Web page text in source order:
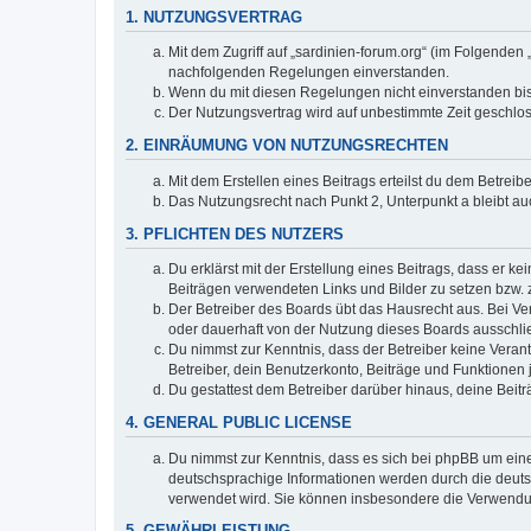
1. NUTZUNGSVERTRAG
Mit dem Zugriff auf „sardinien-forum.org“ (im
nachfolgenden Regelungen einverstanden.
Wenn du mit diesen Regelungen nicht einverstanden
Der Nutzungsvertrag wird auf unbestimmte Zeit
2. EINRÄUMUNG VON NUTZUNGSRECHTEN
Mit dem Erstellen eines Beitrags erteilst du dem
Das Nutzungsrecht nach Punkt 2, Unterpunkt a bleibt
3. PFLICHTEN DES NUTZERS
Du erklärst mit der Erstellung eines Beitrags, dass er
Beiträgen verwendeten Links und Bilder zu setzen bzw.
Der Betreiber des Boards übt das Hausrecht aus. Bei
oder dauerhaft von der Nutzung dieses Boards
Du nimmst zur Kenntnis, dass der Betreiber keine
Betreiber, dein Benutzerkonto, Beiträge und
Du gestattest dem Betreiber darüber hinaus, deine
4. GENERAL PUBLIC LICENSE
Du nimmst zur Kenntnis, dass es sich bei phpBB um
deutschsprachige Informationen werden durch die
verwendet wird. Sie können insbesondere die